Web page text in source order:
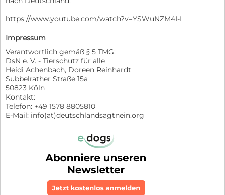
https://www.youtube.com/watch?v=YSWuNZM4I-I
Impressum
Verantwortlich gemäß § 5 TMG:
DsN e. V. - Tierschutz für alle
Heidi Achenbach, Doreen Reinhardt
Subbelrather Straße 15a
50823 Köln
Kontakt:
Telefon: +49 1578 8805810
E-Mail: info(at)deutschlandsagtnein.org